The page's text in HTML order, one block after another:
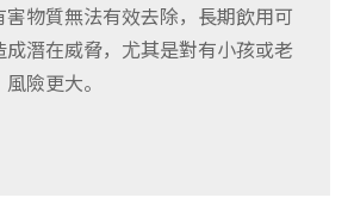
物質無法有效去除，長期飲用可
成潛在威脅，尤其是對有小孩或老
險更大。